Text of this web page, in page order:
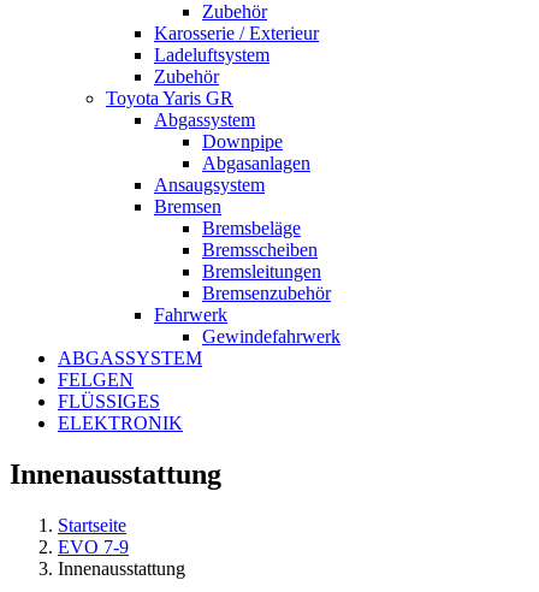
Zubehör
Karosserie / Exterieur
Ladeluftsystem
Zubehör
Toyota Yaris GR
Abgassystem
Downpipe
Abgasanlagen
Ansaugsystem
Bremsen
Bremsbeläge
Bremsscheiben
Bremsleitungen
Bremsenzubehör
Fahrwerk
Gewindefahrwerk
ABGASSYSTEM
FELGEN
FLÜSSIGES
ELEKTRONIK
Innenausstattung
Startseite
EVO 7-9
Innenausstattung